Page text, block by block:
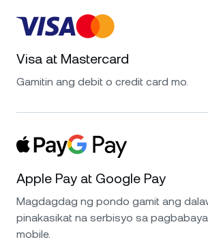
Visa at Mastercard
Gamitin ang debit o credit card mo.
Apple Pay at Google Pay
Magdagdag ng pondo gamit ang
pinakasikat na serbisyo sa
mobile.